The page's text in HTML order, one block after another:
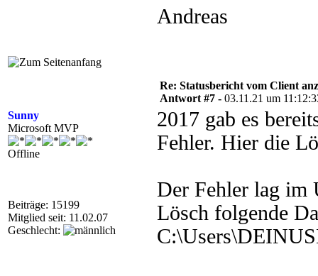
Andreas
Sunny
Microsoft MVP
Offline
Beiträge: 15199
Mitglied seit: 11.02.07
Geschlecht:
Re: Statusbericht vom Client
Antwort #7 - 03.11.21 um
2017 gab es
Fehler. Hier die
Der Fehler lag im
Lösch folgende